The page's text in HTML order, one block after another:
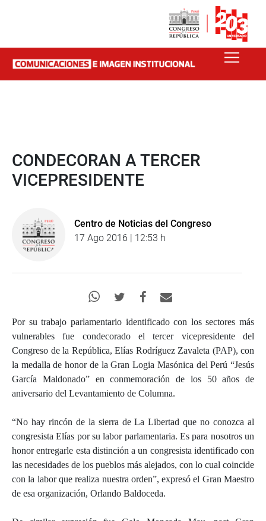
CONDECORAN A TERCER
VICEPRESIDENTE
Centro de Noticias del Congreso
17 Ago 2016 | 12:53 h
Por su trabajo parlamentario identificado con los sectores más
vulnerables fue condecorado el tercer vicepresidente del
Congreso de la República, Elías Rodríguez Zavaleta (PAP), con
la medalla de honor de la Gran Logia Masónica del Perú “Jesús
García Maldonado” en conmemoración de los 50 años de
aniversario del Levantamiento de Columna.
“No hay rincón de la sierra de La Libertad que no conozca al
congresista Elías por su labor parlamentaria. Es para nosotros un
honor entregarle esta distinción a un congresista identificado con
las necesidades de los pueblos más alejados, con lo cual coincide
con la labor que realiza nuestra orden”, expresó el Gran Maestro
de esa organización, Orlando Baldoceda.